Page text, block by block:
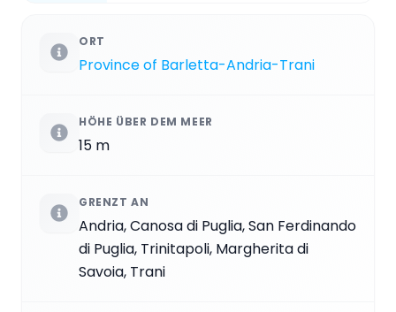
ORT
Province of Barletta-Andria-Trani
HÖHE ÜBER DEM MEER
15 m
GRENZT AN
Andria, Canosa di Puglia, San Ferdinando
di Puglia, Trinitapoli, Margherita di
Savoia, Trani